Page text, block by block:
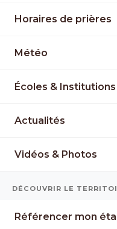
Horaires de prières
Météo
Écoles & Institutions
Actualités
Vidéos & Photos
DÉCOUVRIR LE
Référencer mon